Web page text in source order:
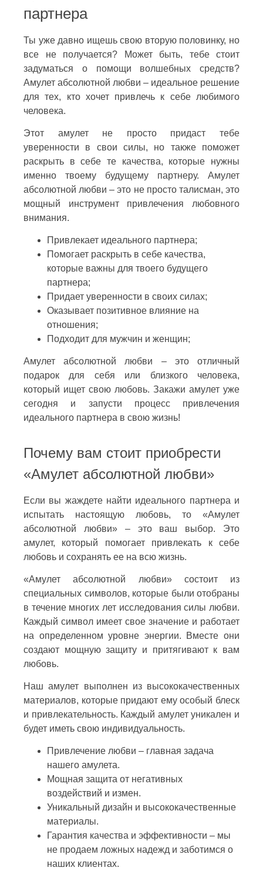
партнера
Ты уже давно ищешь свою вторую половинку, но
все не получается? Может быть, тебе стоит
задуматься о помощи волшебных средств?
Амулет абсолютной любви – идеальное решение
для тех, кто хочет привлечь к себе любимого
человека.
Этот амулет не просто придаст тебе
уверенности в свои силы, но также поможет
раскрыть в себе те качества, которые нужны
именно твоему будущему партнеру. Амулет
абсолютной любви – это не просто талисман, это
мощный инструмент привлечения любовного
внимания.
Привлекает идеального партнера;
Помогает раскрыть в себе качества,
которые важны для твоего будущего
партнера;
Придает уверенности в своих силах;
Оказывает позитивное влияние на
отношения;
Подходит для мужчин и женщин;
Амулет абсолютной любви – это отличный
подарок для себя или близкого человека,
который ищет свою любовь. Закажи амулет уже
сегодня и запусти процесс привлечения
идеального партнера в свою жизнь!
Почему вам стоит приобрести
«Амулет абсолютной любви»
Если вы жаждете найти идеального партнера и
испытать настоящую любовь, то «Амулет
абсолютной любви» – это ваш выбор. Это
амулет, который помогает привлекать к себе
любовь и сохранять ее на всю жизнь.
«Амулет абсолютной любви» состоит из
специальных символов, которые были отобраны
в течение многих лет исследования силы любви.
Каждый символ имеет свое значение и работает
на определенном уровне энергии. Вместе они
создают мощную защиту и притягивают к вам
любовь.
Наш амулет выполнен из высококачественных
материалов, которые придают ему особый блеск
и привлекательность. Каждый амулет уникален и
будет иметь свою индивидуальность.
Привлечение любви – главная задача
нашего амулета.
Мощная защита от негативных
воздействий и измен.
Уникальный дизайн и высококачественные
материалы.
Гарантия качества и эффективности – мы
не продаем ложных надежд и заботимся о
наших клиентах.